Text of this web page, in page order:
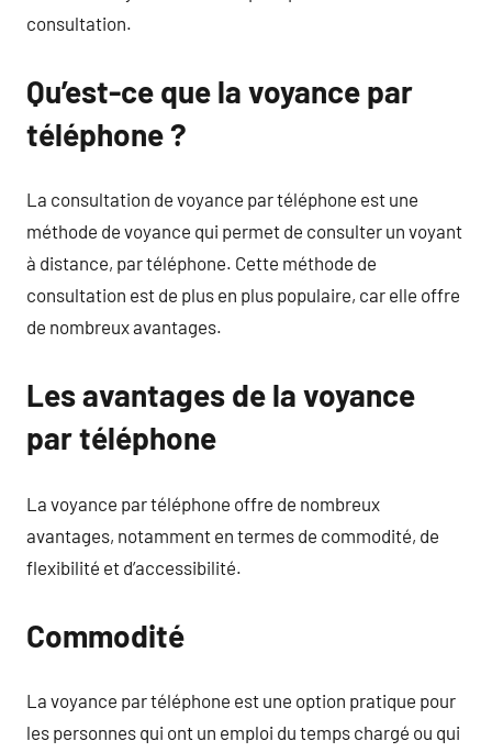
consultation.
Qu’est-ce que la voyance par
téléphone ?
La consultation de voyance par téléphone est une
méthode de voyance qui permet de consulter un voyant
à distance, par téléphone. Cette méthode de
consultation est de plus en plus populaire, car elle offre
de nombreux avantages.
Les avantages de la voyance
par téléphone
La voyance par téléphone offre de nombreux
avantages, notamment en termes de commodité, de
flexibilité et d’accessibilité.
Commodité
La voyance par téléphone est une option pratique pour
les personnes qui ont un emploi du temps chargé ou qui